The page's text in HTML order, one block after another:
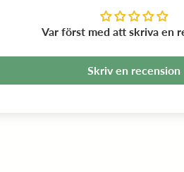
Var först med att skriva en
Skriv en recension